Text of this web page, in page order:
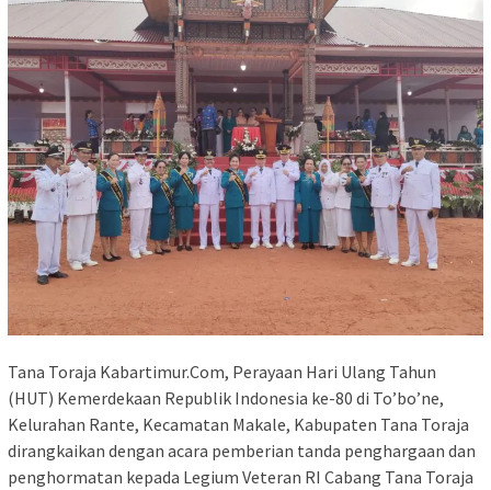
Tana Toraja Kabartimur.Com, Perayaan Hari Ulang Tahun
(HUT) Kemerdekaan Republik Indonesia ke-80 di To’bo’ne,
Kelurahan Rante, Kecamatan Makale, Kabupaten Tana Toraja
dirangkaikan dengan acara pemberian tanda penghargaan dan
penghormatan kepada Legium Veteran RI Cabang Tana Toraja